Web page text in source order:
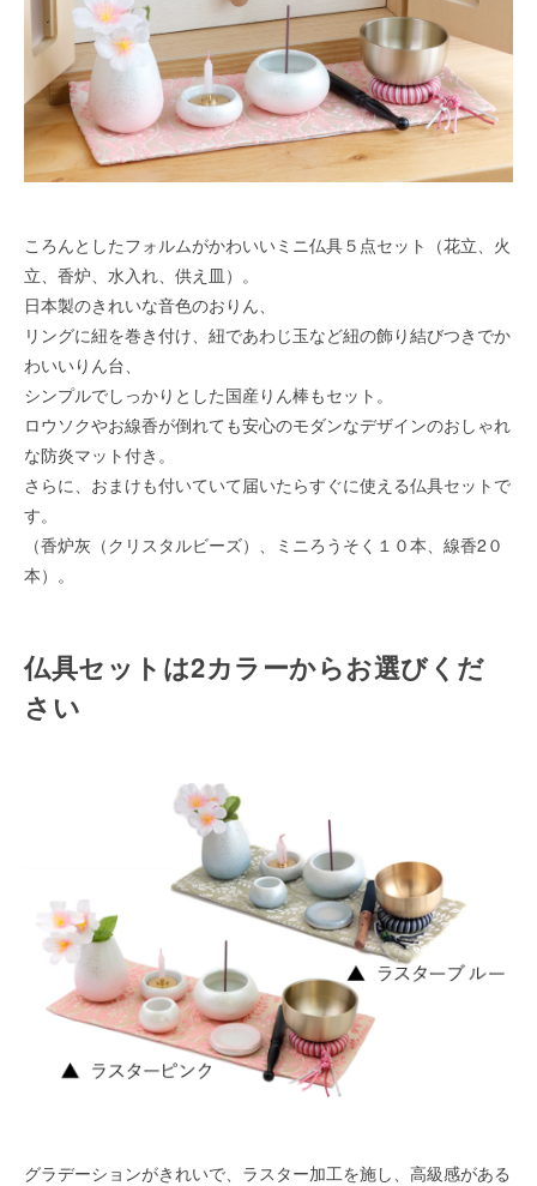
ころんとしたフォルムがかわいいミニ仏具５点セット（花立、火
立、香炉、水入れ、供え皿）。
日本製のきれいな音色のおりん、
リングに紐を巻き付け、紐であわじ玉など紐の飾り結びつきでか
わいいりん台、
シンプルでしっかりとした国産りん棒もセット。
ロウソクやお線香が倒れても安心のモダンなデザインのおしゃれ
な防炎マット付き。
さらに、おまけも付いていて届いたらすぐに使える仏具セットで
す。
（香炉灰（クリスタルビーズ）、ミニろうそく１０本、線香2０
本）。
仏具セットは2カラーからお選びくだ
さい
グラデーションがきれいで、ラスター加工を施し、高級感がある